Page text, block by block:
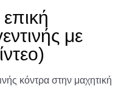
με
κόντρα στην μαχητική